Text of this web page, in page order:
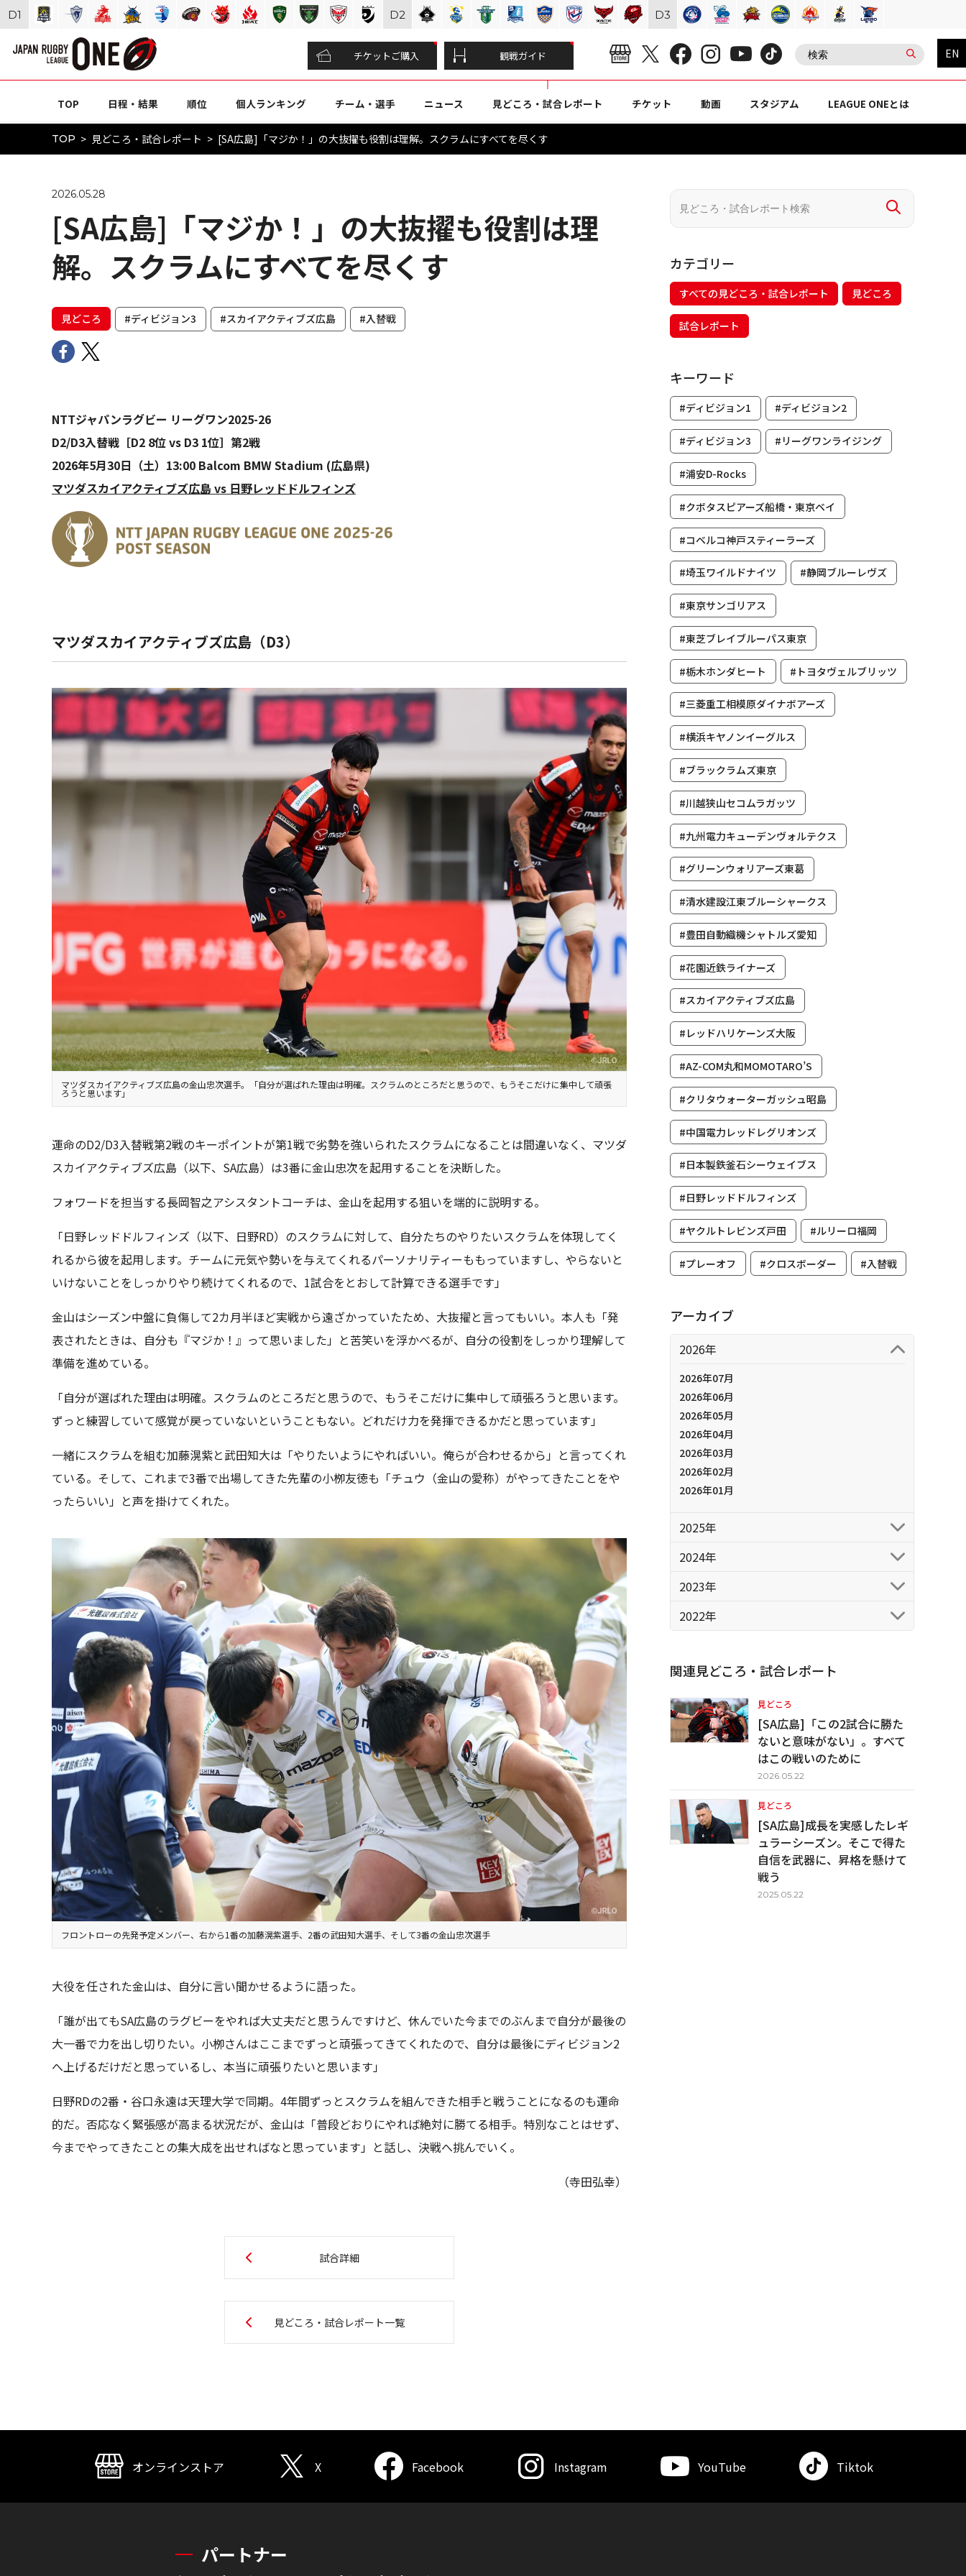
チケットご購入 観戦ガイド EN
TOP 日程・結果 順位 個人ランキング チーム・選手 ニュース 見どころ・試合レポート チケット 動画 スタジアム LEAGUE ONEとは
TOP 見どころ・試合レポート [SA広島]「マジか！」の大抜擢も役割は理解。スクラムにすべてを尽くす
2026.05.28
[SA広島]「マジか！」の大抜擢も役割は理
解。スクラムにすべてを尽くす
見どころ #ディビジョン3 #スカイアクティブズ広島 #入替戦
NTTジャパンラグビー リーグワン2025-26
D2/D3入替戦［D2 8位 vs D3 1位］第2戦
2026年5月30日（土）13:00 Balcom BMW Stadium (広島県)
マツダスカイアクティブズ広島 vs 日野レッドドルフィンズ
マツダスカイアクティブズ広島（D3）
マツダスカイアクティブズ広島の金山忠次選手。「自分が選ばれた理由は明確。スクラムのところだと思うので、もうそこだけに集中して頑張
ろうと思います」
運命のD2/D3入替戦第2戦のキーポイントが第1戦で劣勢を強いられたスクラムになることは間違いなく、マツダ
スカイアクティブズ広島（以下、SA広島）は3番に金山忠次を起用することを決断した。
フォワードを担当する長岡智之アシスタントコーチは、金山を起用する狙いを端的に説明する。
「日野レッドドルフィンズ（以下、日野RD）のスクラムに対して、自分たちのやりたいスクラムを体現してく
れるから彼を起用します。チームに元気や勢いを与えてくれるパーソナリティーももっていますし、やらないと
いけないことをしっかりやり続けてくれるので、1試合をとおして計算できる選手です」
金山はシーズン中盤に負傷して2カ月半ほど実戦から遠ざかっていたため、大抜擢と言ってもいい。本人も「発
表されたときは、自分も『マジか！』って思いました」と苦笑いを浮かべるが、自分の役割をしっかり理解して
準備を進めている。
「自分が選ばれた理由は明確。スクラムのところだと思うので、もうそこだけに集中して頑張ろうと思います。
ずっと練習していて感覚が戻っていないということもない。どれだけ力を発揮できるかだと思っています」
一緒にスクラムを組む加藤滉紫と武田知大は「やりたいようにやればいい。俺らが合わせるから」と言ってくれ
ている。そして、これまで3番で出場してきた先輩の小栁友徳も「チュウ（金山の愛称）がやってきたことをや
ったらいい」と声を掛けてくれた。
フロントローの先発予定メンバー、右から1番の加藤滉紫選手、2番の武田知大選手、そして3番の金山忠次選手
大役を任された金山は、自分に言い聞かせるように語った。
「誰が出てもSA広島のラグビーをやれば大丈夫だと思うんですけど、休んでいた今までのぶんまで自分が最後の
大一番で力を出し切りたい。小栁さんはここまでずっと頑張ってきてくれたので、自分は最後にディビジョン2
へ上げるだけだと思っているし、本当に頑張りたいと思います」
日野RDの2番・谷口永遠は天理大学で同期。4年間ずっとスクラムを組んできた相手と戦うことになるのも運命
的だ。否応なく緊張感が高まる状況だが、金山は「普段どおりにやれば絶対に勝てる相手。特別なことはせず、
今までやってきたことの集大成を出せればなと思っています」と話し、決戦へ挑んでいく。
（寺田弘幸）
試合詳細
見どころ・試合レポート一覧
カテゴリー
すべての見どころ・試合レポート 見どころ
試合レポート
キーワード
#ディビジョン1 #ディビジョン2
#ディビジョン3 #リーグワンライジング
#浦安D-Rocks
#クボタスピアーズ船橋・東京ベイ
#コベルコ神戸スティーラーズ
#埼玉ワイルドナイツ #静岡ブルーレヴズ
#東京サンゴリアス
#東芝ブレイブルーパス東京
#栃木ホンダヒート #トヨタヴェルブリッツ
#三菱重工相模原ダイナボアーズ
#横浜キヤノンイーグルス
#ブラックラムズ東京
#川越狭山セコムラガッツ
#九州電力キューデンヴォルテクス
#グリーンウォリアーズ東葛
#清水建設江東ブルーシャークス
#豊田自動織機シャトルズ愛知
#花園近鉄ライナーズ
#スカイアクティブズ広島
#レッドハリケーンズ大阪
#AZ-COM丸和MOMOTARO’S
#クリタウォーターガッシュ昭島
#中国電力レッドレグリオンズ
#日本製鉄釜石シーウェイブス
#日野レッドドルフィンズ
#ヤクルトレビンズ戸田 #ルリーロ福岡
#プレーオフ #クロスボーダー #入替戦
アーカイブ
2026年
2026年07月
2026年06月
2026年05月
2026年04月
2026年03月
2026年02月
2026年01月
2025年
2024年
2023年
2022年
関連見どころ・試合レポート
見どころ
[SA広島]「この2試合に勝た
ないと意味がない」。すべて
はこの戦いのために
2026.05.22
見どころ
[SA広島]成長を実感したレギ
ュラーシーズン。そこで得た
自信を武器に、昇格を懸けて
戦う
2025.05.22
D1 D2 D3
オンラインストア X Facebook Instagram YouTube Tiktok
パートナー